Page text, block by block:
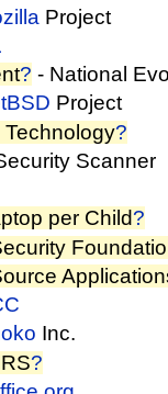
Project
? - National
Project
Technology?
Scanner
per Child?
Inc.
?